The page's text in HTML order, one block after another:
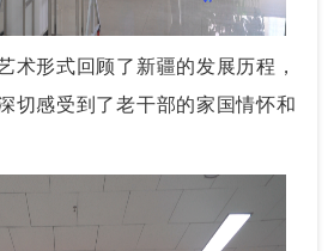
形式回顾了新疆的发展历程，
切感受到了老干部的家国情怀和